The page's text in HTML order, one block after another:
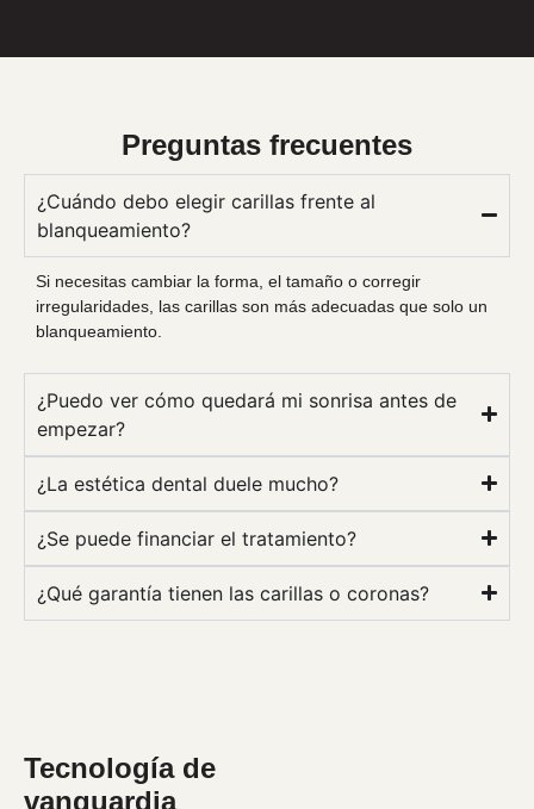
Preguntas frecuentes
¿Cuándo debo elegir carillas frente al
blanqueamiento?
Si necesitas cambiar la forma, el tamaño o corregir
irregularidades, las carillas son más adecuadas que solo un
blanqueamiento.
¿Puedo ver cómo quedará mi sonrisa antes de
empezar?
¿La estética dental duele mucho?
¿Se puede financiar el tratamiento?
¿Qué garantía tienen las carillas o coronas?
Tecnología de
vanguardia